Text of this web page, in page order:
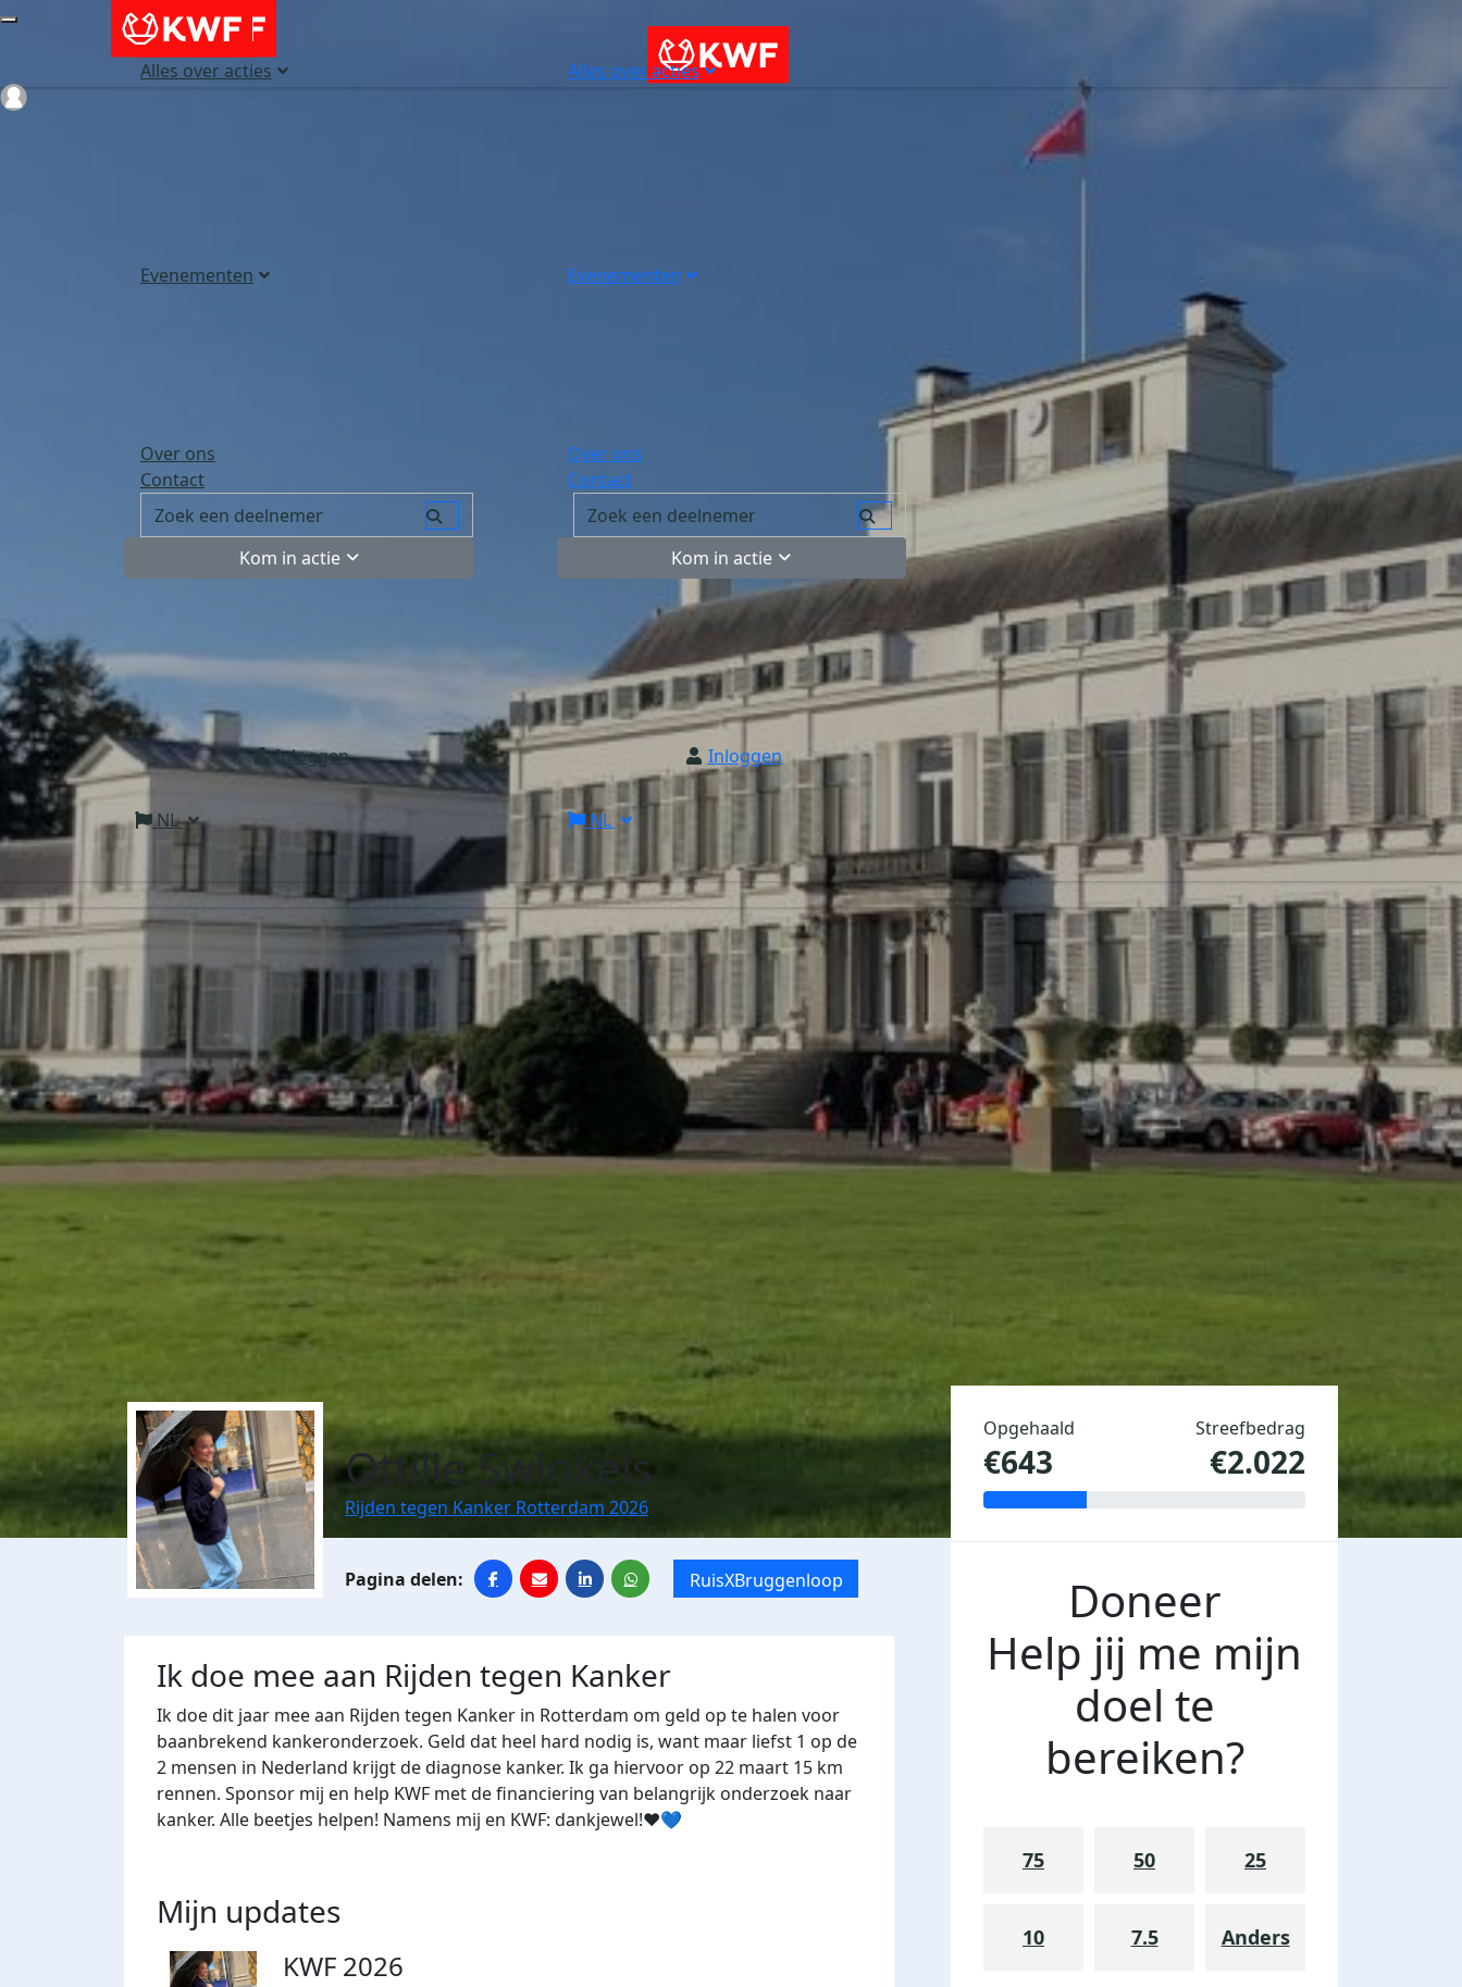
Alles over acties
Evenementen
Over ons
Contact
Kom in actie
Inloggen
NL
Alles over acties
Evenementen
Over ons
Contact
Kom in actie
Inloggen
NL
Ottilie Swinkels
Rijden tegen Kanker Rotterdam 2026
RuisXBruggenloop
Ik doe mee aan Rijden tegen Kanker
Ik doe dit jaar mee aan Rijden tegen Kanker in Rotterdam om geld op te halen voor
baanbrekend kankeronderzoek. Geld dat heel hard nodig is, want maar liefst 1 op de
2 mensen in Nederland krijgt de diagnose kanker. Ik ga hiervoor op 22 maart 15 km
rennen. Sponsor mij en help KWF met de financiering van belangrijk onderzoek naar
kanker. Alle beetjes helpen! Namens mij en KWF: dankjewel!❤️💙
Mijn updates
KWF 2026
Opgehaald
€643
Streefbedrag
€2.022
Doneer
Help jij me mijn
doel te
bereiken?
75 50 25
10 7.5 Anders